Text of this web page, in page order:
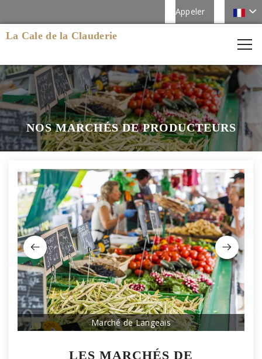
Appeler
La Cale de la Clauderie
NOS MARCHÉS DE PRODUCTEURS
Marché de Langeais
LES MARCHÉS DE